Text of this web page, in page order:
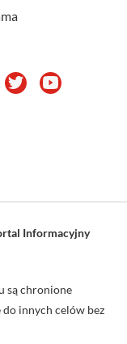
Informacyjny
są chronione
innych celów bez